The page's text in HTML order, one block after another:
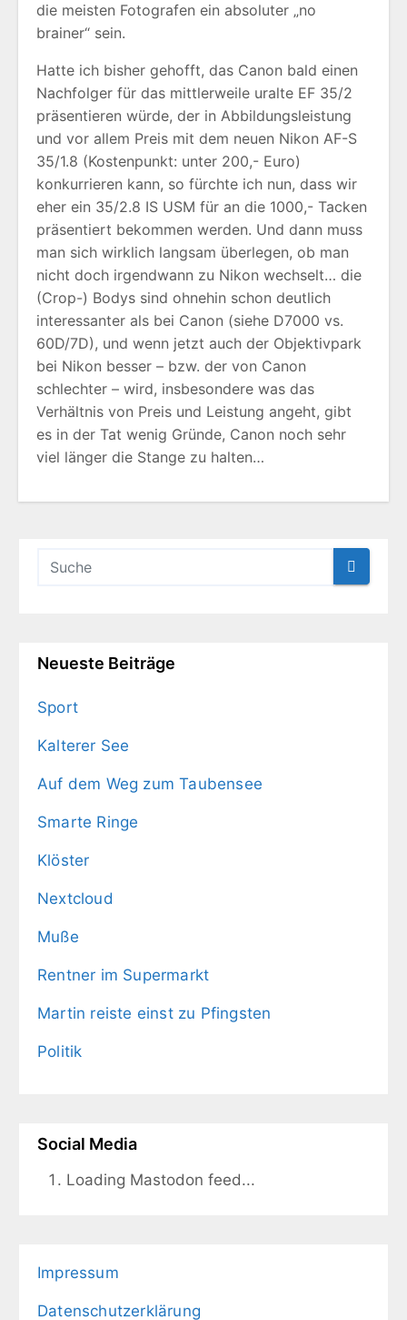
die meisten Fotografen ein absoluter „no
brainer“ sein.
Hatte ich bisher gehofft, das Canon bald einen
Nachfolger für das mittlerweile uralte EF 35/2
präsentieren würde, der in Abbildungsleistung
und vor allem Preis mit dem neuen Nikon AF-S
35/1.8 (Kostenpunkt: unter 200,- Euro)
konkurrieren kann, so fürchte ich nun, dass wir
eher ein 35/2.8 IS USM für an die 1000,- Tacken
präsentiert bekommen werden. Und dann muss
man sich wirklich langsam überlegen, ob man
nicht doch irgendwann zu Nikon wechselt… die
(Crop-) Bodys sind ohnehin schon deutlich
interessanter als bei Canon (siehe D7000 vs.
60D/7D), und wenn jetzt auch der Objektivpark
bei Nikon besser – bzw. der von Canon
schlechter – wird, insbesondere was das
Verhältnis von Preis und Leistung angeht, gibt
es in der Tat wenig Gründe, Canon noch sehr
viel länger die Stange zu halten…
Neueste Beiträge
Sport
Kalterer See
Auf dem Weg zum Taubensee
Smarte Ringe
Klöster
Nextcloud
Muße
Rentner im Supermarkt
Martin reiste einst zu Pfingsten
Politik
Social Media
Loading Mastodon feed...
Impressum
Datenschutzerklärung